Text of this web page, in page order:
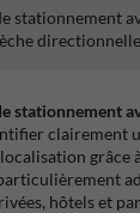
stationnement
directionnelle
stationnement
clairement
grâce
hôtels et